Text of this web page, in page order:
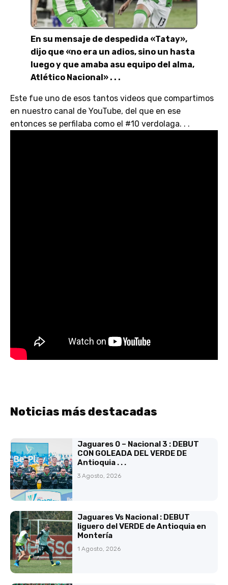
En su mensaje de despedida «Tatay»,
dijo que «no era un adios, sino un hasta
luego y que amaba asu equipo del alma,
Atlético Nacional» . . .
Este fue uno de esos tantos videos que compartimos
en nuestro canal de YouTube, del que en ese
entonces se perfilaba como el #10 verdolaga. . .
Noticias más destacadas
Jaguares 0 – Nacional 3 : DEBUT
CON GOLEADA DEL VERDE DE
Antioquia . . .
3 Agosto, 2026
Jaguares Vs Nacional : DEBUT
liguero del VERDE de Antioquia en
Montería
1 Agosto, 2026